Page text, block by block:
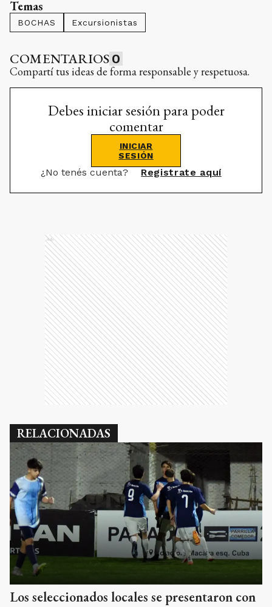
Temas
BOCHAS Excursionistas
COMENTARIOS 0
Compartí tus ideas de forma responsable y respetuosa.
Debes iniciar sesión para poder
comentar
INICIAR
SESIÓN
¿No tenés cuenta? Registrate aquí
Ads
RELACIONADAS
Los seleccionados locales se presentaron con